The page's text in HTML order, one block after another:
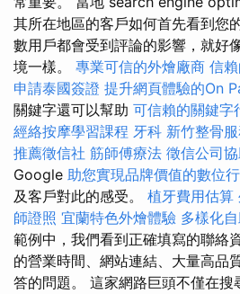
其所在地區的客戶如何首先看到您
數用戶都會受到評論的影響，就好
境一樣。 專業可信的外燴廠商 信
申請泰國簽證 提升網頁體驗的On
關鍵字還可以幫助 可信賴的關鍵字
經絡按摩學習課程 牙科 新竹整骨
推薦徵信社 筋師傅療法 徵信公司
Google 助您實現品牌價值的數位
及客戶對此的感受。 植牙費用估算
師證照 宜蘭特色外燴體驗 多樣化
範例中，我們看到正確填寫的聯絡
的營業時間、網站連結、大量高品
答的問題。 這家網路巨頭不僅在搜